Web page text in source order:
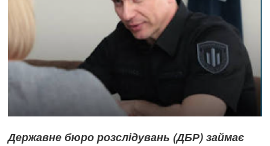
Державне бюро розслідувань (ДБР) займає